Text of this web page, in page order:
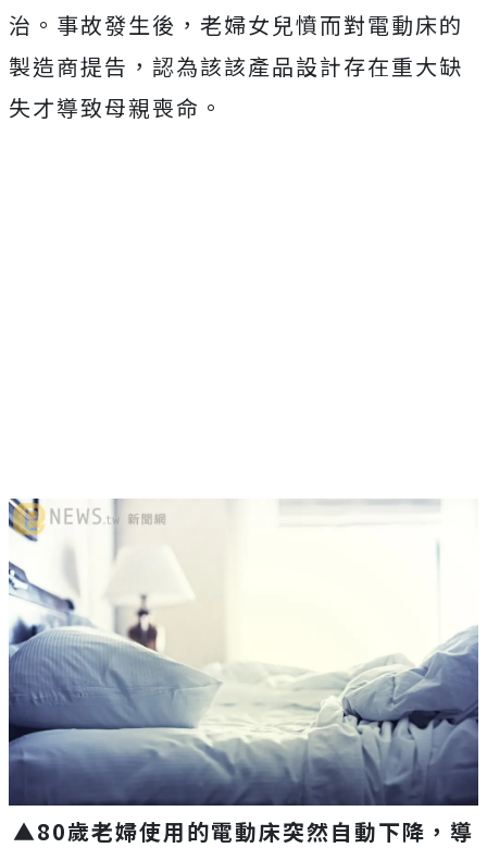
治。事故發生後，老婦女兒憤而對電動床的
製造商提告，認為該該產品設計存在重大缺
失才導致母親喪命。
▲80歲老婦使用的電動床突然自動下降，導